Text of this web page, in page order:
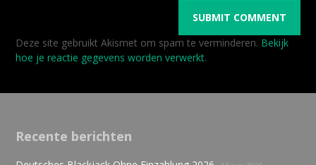
Deze site gebruikt Akismet om spam te verminderen. Bekijk
hoe je reactie gegevens worden verwerkt.
Recente berichten